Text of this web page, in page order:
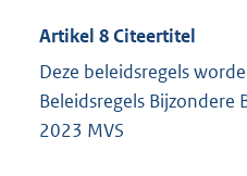
Artikel 8 Citeertitel
Deze beleidsregels
Beleidsregels Bijzondere
2023 MVS